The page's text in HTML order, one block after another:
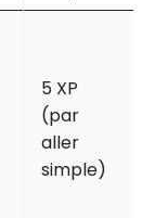
5 XP
(par
aller
simple)